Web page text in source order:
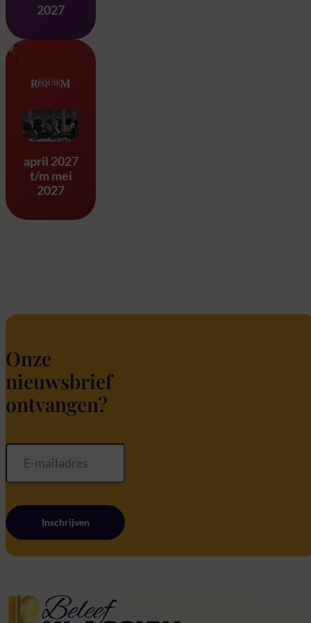
2027
Requiem & Eine Kleine
april 2027
t/m mei
2027
Onze
nieuwsbrief
ontvangen?
Inschrijven